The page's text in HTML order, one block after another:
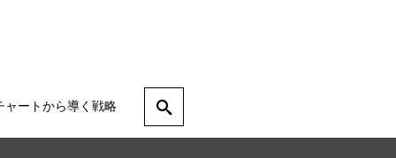
ャートから導く戦略